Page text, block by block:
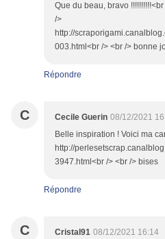
Que du beau, bravo
/>
http://
003.html<br /> <br /> bonne
Répondre
C Cecile Guerin 08/12/2021
Belle inspiration ! Voici ma
http://
3947.html<br /> <br /> bises
Répondre
C Cristal91 08/12/2021 16:14